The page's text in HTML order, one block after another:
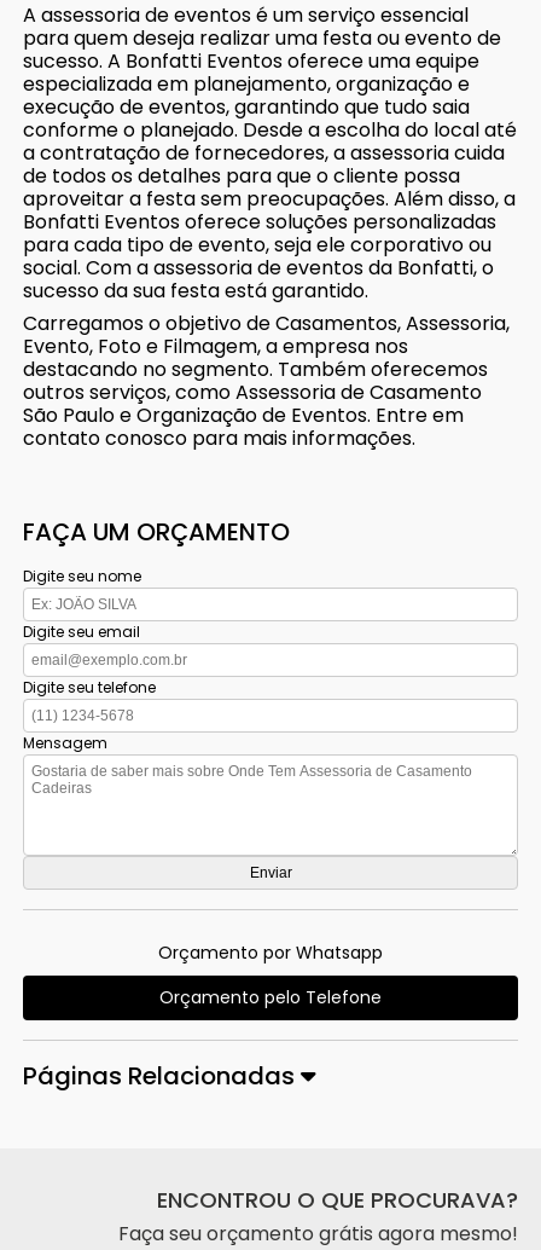
A assessoria de eventos é um serviço essencial
para quem deseja realizar uma festa ou evento de
sucesso. A Bonfatti Eventos oferece uma equipe
especializada em planejamento, organização e
execução de eventos, garantindo que tudo saia
conforme o planejado. Desde a escolha do local até
a contratação de fornecedores, a assessoria cuida
de todos os detalhes para que o cliente possa
aproveitar a festa sem preocupações. Além disso, a
Bonfatti Eventos oferece soluções personalizadas
para cada tipo de evento, seja ele corporativo ou
social. Com a assessoria de eventos da Bonfatti, o
sucesso da sua festa está garantido.
Carregamos o objetivo de Casamentos, Assessoria,
Evento, Foto e Filmagem, a empresa nos
destacando no segmento. Também oferecemos
outros serviços, como Assessoria de Casamento
São Paulo e Organização de Eventos. Entre em
contato conosco para mais informações.
FAÇA UM ORÇAMENTO
Digite seu nome
Digite seu email
Digite seu telefone
Mensagem
Orçamento por Whatsapp
Orçamento pelo Telefone
Páginas Relacionadas
ENCONTROU O QUE PROCURAVA?
Faça seu orçamento grátis agora mesmo!